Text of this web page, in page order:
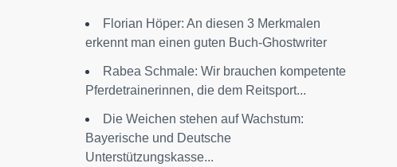
Florian Höper: An diesen 3 Merkmalen
erkennt man einen guten Buch-Ghostwriter
Rabea Schmale: Wir brauchen kompetente
Pferdetrainerinnen, die dem Reitsport...
Die Weichen stehen auf Wachstum:
Bayerische und Deutsche
Unterstützungskasse...